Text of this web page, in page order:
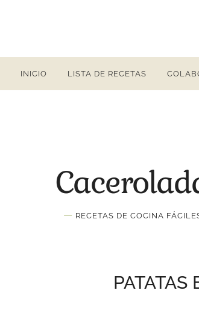
INICIO LISTA DE RECETAS
— RECETAS DE COCINA
PATATAS